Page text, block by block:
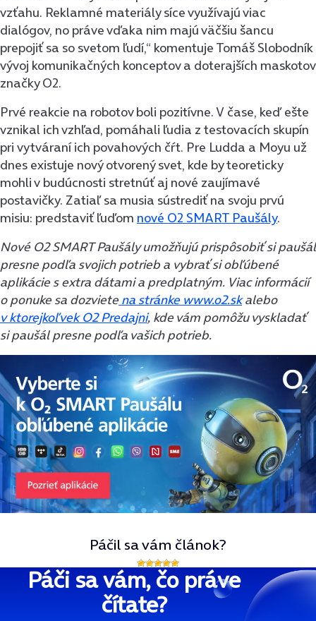
vzťahu. Reklamné materiály síce využívajú viac
dialógov, no práve vďaka nim majú väčšiu šancu
prepojiť sa so svetom ľudí,“ komentuje Tomáš Slobodník
vývoj komunikačných konceptov a doterajších maskotov
značky O2.
Prvé reakcie na robotov boli pozitívne. V čase, keď ešte
vznikal ich vzhľad, pomáhali ľudia z testovacích skupín
pri vytváraní ich povahových čŕt. Pre Ludda a Moyu už
dnes existuje nový otvorený svet, kde by teoreticky
mohli v budúcnosti stretnúť aj nové zaujímavé
postavičky. Zatiaľ sa musia sústrediť na svoju prvú
misiu: predstaviť ľuďom nové O2 SMART Paušály.
Nové O2 SMART Paušály umožňujú prispôsobiť si paušál
presne podľa svojich potrieb a vybrať si obľúbené
aplikácie s extra dátami a predplatným. Viac informácií
o ponuke sa dozvietena stránke www.o2.skalebo
v ktorejkoľvek O2 Predajni, kde vám pomôžu vyskladať
si paušál presne podľa vašich potrieb.
Páčil sa vám článok?
Páči sa vám, čo práve
čítate?